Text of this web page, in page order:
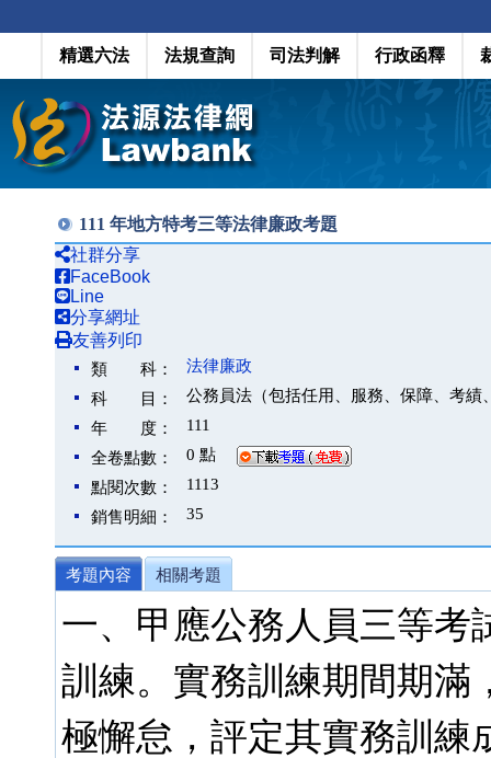
精選六法 法規查詢 司法判解 行政函釋
111 年地方特考三等法律廉政考題
社群分享
FaceBook
Line
分享網址
友善列印
類 科：
法律廉政
科 目：
公務員法（包括任用、服務、保障、考
年 度：
111
全卷點數：
0 點
點閱次數：
1113
銷售明細：
35
考題內容 相關考題
一、甲應公務人員三等考
訓練。實務訓練期間期滿
極懈怠，評定其實務訓練